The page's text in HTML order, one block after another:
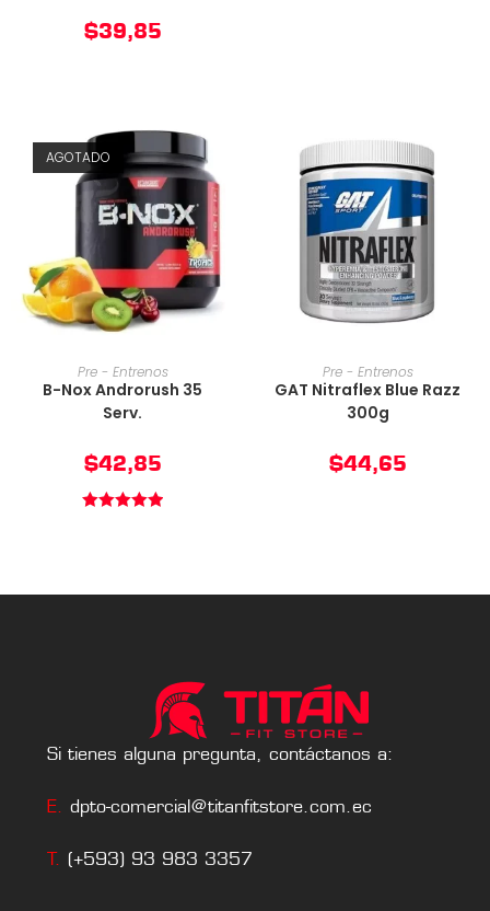
$39,85
AGOTADO
AÑADIR AL CARRITO
Pre - Entrenos
B-Nox Androrush 35
Serv.
$42,85
AÑADIR AL CARRITO
Pre - Entrenos
GAT Nitraflex Blue Razz
300g
$44,65
Si tienes alguna pregunta, contáctanos a:
E. dpto-comercial@titanfitstore.com.ec
T. (+593) 93 983 3357